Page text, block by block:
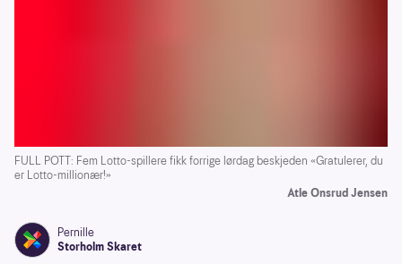
FULL POTT: Fem Lotto-spillere fikk forrige lørdag beskjeden «Gratulerer, du
er Lotto-millionær!»
Atle Onsrud Jensen
Pernille
Storholm Skaret